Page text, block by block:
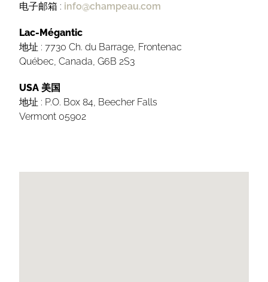
电子邮箱 : info@champeau.com
Lac-Mégantic
地址 : 7730 Ch. du Barrage, Frontenac
Québec, Canada, G6B 2S3
USA 美国
地址 : P.O. Box 84, Beecher Falls
Vermont 05902